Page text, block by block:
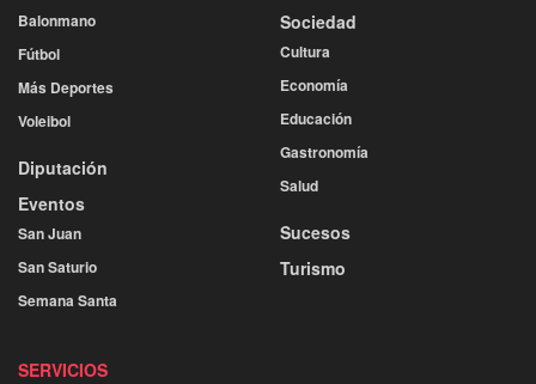
Balonmano
Fútbol
Más Deportes
Voleibol
Diputación
Eventos
San Juan
San Saturio
Semana Santa
Sociedad
Cultura
Economía
Educación
Gastronomía
Salud
Sucesos
Turismo
SERVICIOS